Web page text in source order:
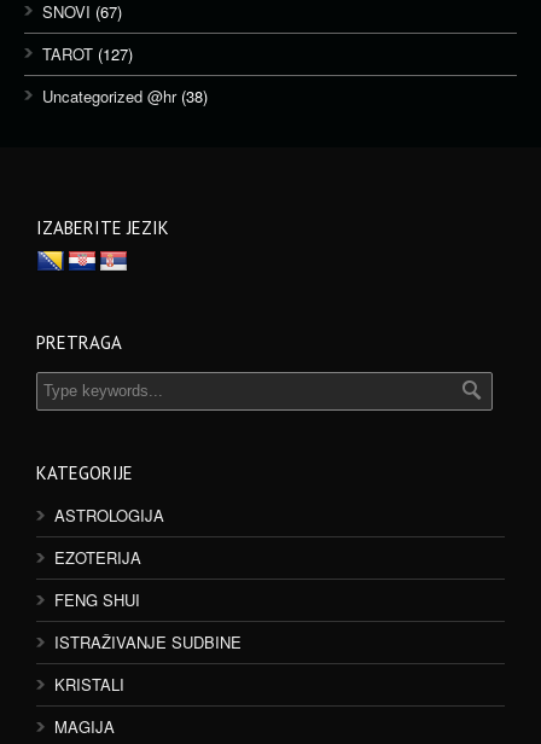
SNOVI (67)
TAROT (127)
Uncategorized @hr(38)
IZABERITE JEZIK
PRETRAGA
KATEGORIJE
ASTROLOGIJA
EZOTERIJA
FENG SHUI
ISTRAŽIVANJE SUDBINE
KRISTALI
MAGIJA